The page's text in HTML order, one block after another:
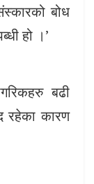
बोध
हो ।’
बढी
रहेका कारण